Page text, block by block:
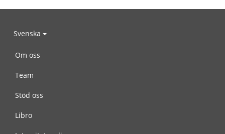
Svenska
Om oss
Team
Stöd oss
Libro